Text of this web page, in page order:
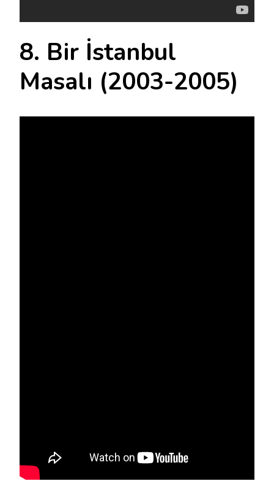
8. Bir İstanbul
Masalı (2003-2005)